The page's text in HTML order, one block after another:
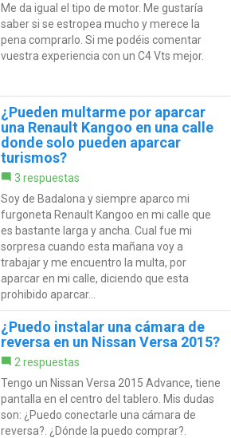
Me da igual el tipo de motor. Me gustaría
saber si se estropea mucho y merece la
pena comprarlo. Si me podéis comentar
vuestra experiencia con un C4 Vts mejor.
¿Pueden multarme por aparcar
una Renault Kangoo en una calle
donde solo pueden aparcar
turismos?
3 respuestas
Soy de Badalona y siempre aparco mi
furgoneta Renault Kangoo en mi calle que
es bastante larga y ancha. Cual fue mi
sorpresa cuando esta mañana voy a
trabajar y me encuentro la multa, por
aparcar en mi calle, diciendo que esta
prohibido aparcar...
¿Puedo instalar una cámara de
reversa en un Nissan Versa 2015?
2 respuestas
Tengo un Nissan Versa 2015 Advance, tiene
pantalla en el centro del tablero. Mis dudas
son: ¿Puedo conectarle una cámara de
reversa?. ¿Dónde la puedo comprar?.